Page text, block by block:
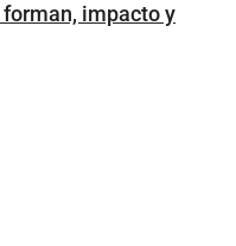
impacto y